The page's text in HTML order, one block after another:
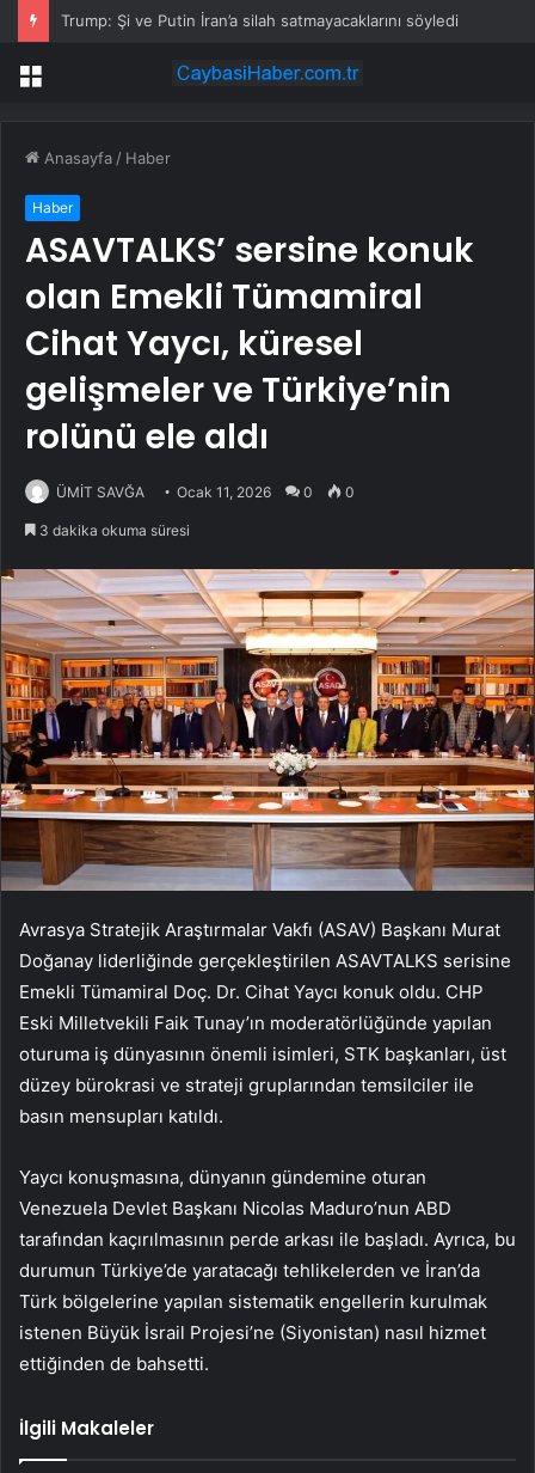
Trump: Şi ve Putin İran’a silah satmayacaklarını söyledi
Menü
Anasayfa / Haber
Haber
ASAVTALKS’ sersine konuk
olan Emekli Tümamiral
Cihat Yaycı, küresel
gelişmeler ve Türkiye’nin
rolünü ele aldı
ÜMİT SAVĞA Ocak 11, 2026 0 0
3 dakika okuma süresi
Avrasya Stratejik Araştırmalar Vakfı (ASAV) Başkanı Murat
Doğanay liderliğinde gerçekleştirilen ASAVTALKS serisine
Emekli Tümamiral Doç. Dr. Cihat Yaycı konuk oldu. CHP
Eski Milletvekili Faik Tunay’ın moderatörlüğünde yapılan
oturuma iş dünyasının önemli isimleri, STK başkanları, üst
düzey bürokrasi ve strateji gruplarından temsilciler ile
basın mensupları katıldı.
Yaycı konuşmasına, dünyanın gündemine oturan
Venezuela Devlet Başkanı Nicolas Maduro’nun ABD
tarafından kaçırılmasının perde arkası ile başladı. Ayrıca, bu
durumun Türkiye’de yaratacağı tehlikelerden ve İran’da
Türk bölgelerine yapılan sistematik engellerin kurulmak
istenen Büyük İsrail Projesi’ne (Siyonistan) nasıl hizmet
ettiğinden de bahsetti.
İlgili Makaleler